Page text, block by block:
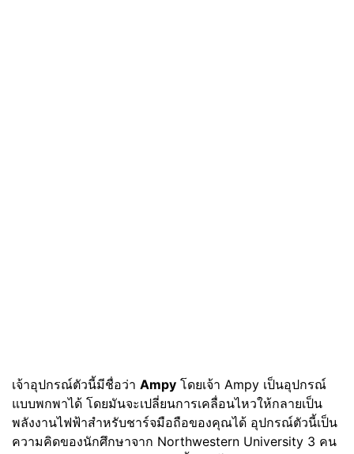
เจ้าอุปกรณ์ตัวนี้มีชื่อว่า Ampy โดยเจ้า Ampy เป็นอุปกรณ์
แบบพกพาได้ โดยมันจะเปลี่ยนการเคลื่อนไหวให้กลายเป็น
พลังงานไฟฟ้าสำหรับชาร์จมือถือของคุณได้ อุปกรณ์ตัวนี้เป็น
ความคิดของนักศึกษาจาก Northwestern University 3 คน